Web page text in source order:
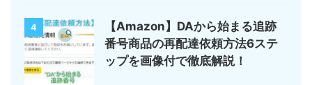
4
【Amazon】DAから始まる追跡
番号商品の再配達依頼方法6ステ
ップを画像付で徹底解説！